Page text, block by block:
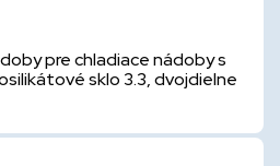
pre chladiace nádoby s
sklo 3.3, dvojdielne